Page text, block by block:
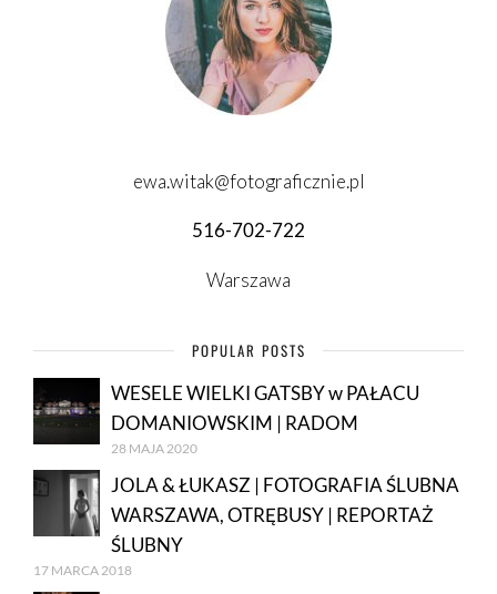
ewa.witak@fotograficznie.pl
516-702-722
Warszawa
POPULAR POSTS
WESELE WIELKI GATSBY w PAŁACU
DOMANIOWSKIM | RADOM
28 MAJA 2020
JOLA & ŁUKASZ | FOTOGRAFIA ŚLUBNA
WARSZAWA, OTRĘBUSY | REPORTAŻ
ŚLUBNY
17 MARCA 2018